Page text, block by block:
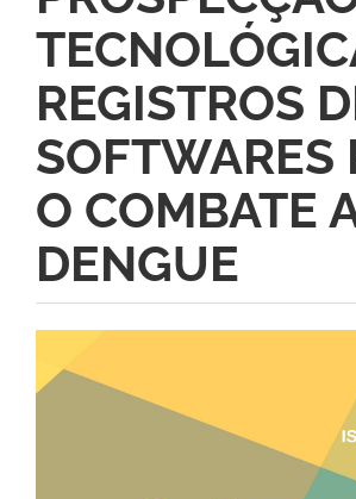
REGISTROS
SOFTWARES
O COMBATE
DENGUE
lateral